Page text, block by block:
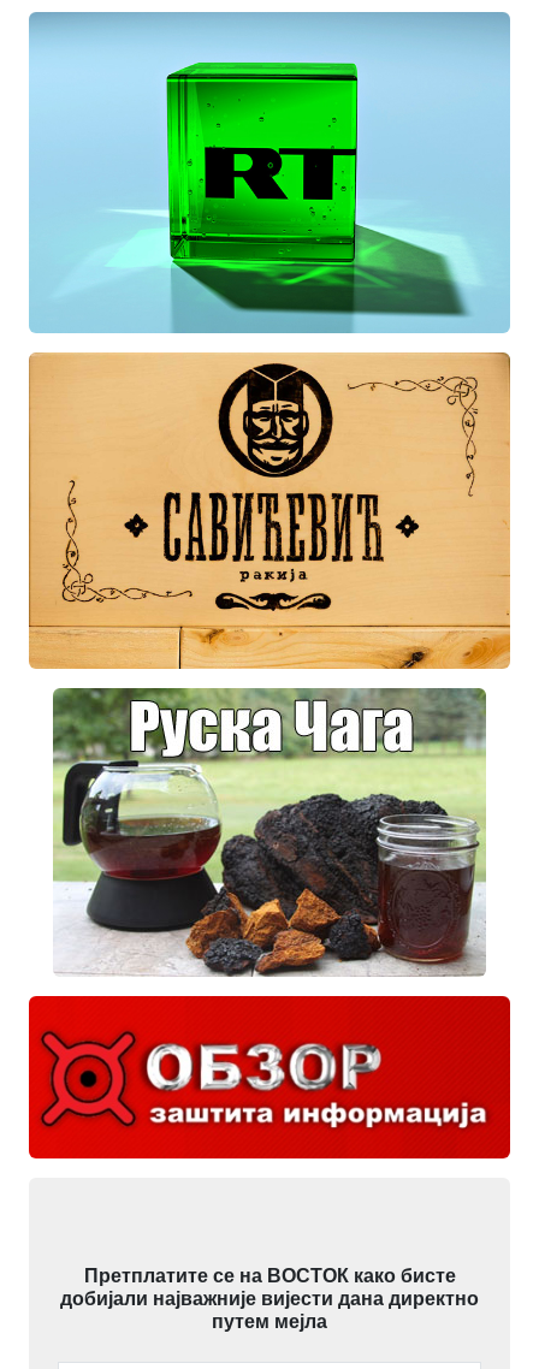
Претплатите се на ВОСТОК како бисте
добијали најважније вијести дана директно
путем мејла